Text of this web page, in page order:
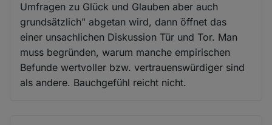
Umfragen zu Glück und Glauben aber auch
grundsätzlich" abgetan wird, dann öffnet das
einer unsachlichen Diskussion Tür und Tor. Man
muss begründen, warum manche empirischen
Befunde wertvoller bzw. vertrauenswürdiger sind
als andere. Bauchgefühl reicht nicht.